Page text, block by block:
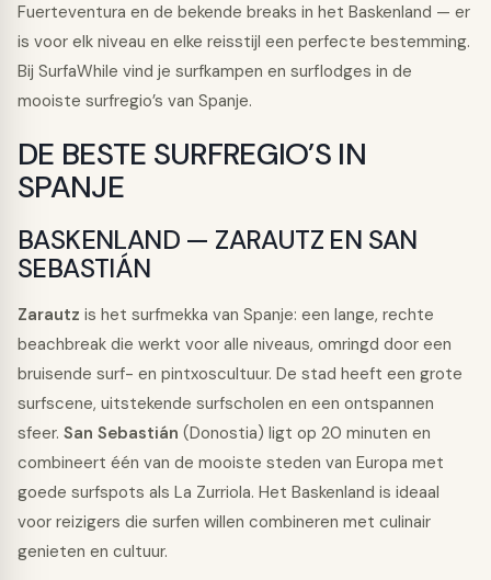
Fuerteventura en de bekende breaks in het Baskenland — er
is voor elk niveau en elke reisstijl een perfecte bestemming.
Bij SurfaWhile vind je surfkampen en surflodges in de
mooiste surfregio’s van Spanje.
DE BESTE SURFREGIO’S IN
SPANJE
BASKENLAND — ZARAUTZ EN SAN
SEBASTIÁN
Zarautz is het surfmekka van Spanje: een lange, rechte
beachbreak die werkt voor alle niveaus, omringd door een
bruisende surf- en pintxoscultuur. De stad heeft een grote
surfscene, uitstekende surfscholen en een ontspannen
sfeer. San Sebastián (Donostia) ligt op 20 minuten en
combineert één van de mooiste steden van Europa met
goede surfspots als La Zurriola. Het Baskenland is ideaal
voor reizigers die surfen willen combineren met culinair
genieten en cultuur.